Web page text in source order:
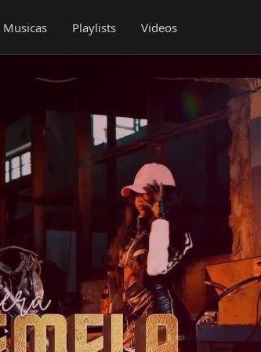
Musicas Playlists Videos